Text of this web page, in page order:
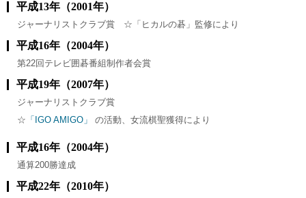
平成13年（2001年）
ジャーナリストクラブ賞 ☆「ヒカルの碁」監修により
平成16年（2004年）
第22回テレビ囲碁番組制作者会賞
平成19年（2007年）
ジャーナリストクラブ賞
☆ 「IGO AMIGO」 の活動、女流棋聖獲得により
平成16年（2004年）
通算200勝達成
平成22年（2010年）